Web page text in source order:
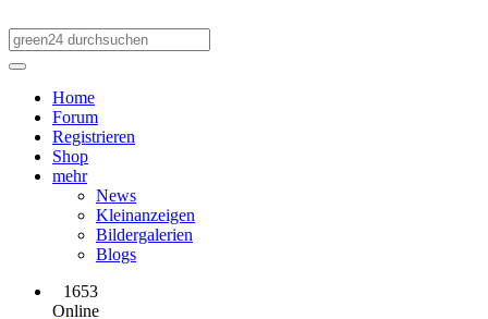
Home
Forum
Registrieren
Shop
mehr
News
Kleinanzeigen
Bildergalerien
Blogs
1653
Online